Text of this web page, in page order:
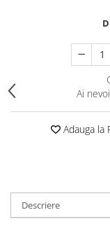
Tablouri si
Intreruptoare
Aparataj
Valena alb
Produse electronice
Adaptoare
Ai
Adauga la
Descriere